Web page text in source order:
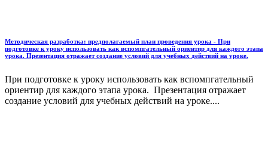
Методическая разработка: предполагаемый план проведения урока - При
подготовке к уроку использовать как вспомпгательный ориентир для каждого этапа
урока. Презентация отражает создание условий для учебных действий на уроке.
При подготовке к уроку использовать как вспомпгательный
ориентир для каждого этапа урока. Презентация отражает
создание условий для учебных действий на уроке....